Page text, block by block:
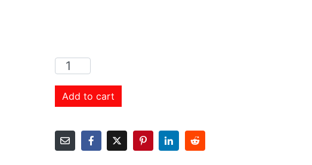
Cortina
Black
Out
cms
Add to cart